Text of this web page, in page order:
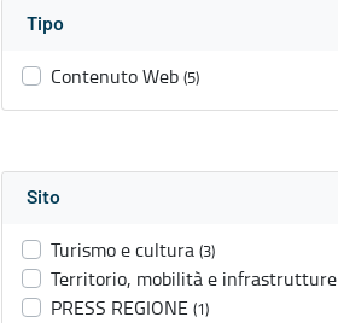
Tipo
Contenuto Web (5)
Sito
Turismo e cultura (3)
Territorio, mobilità e infrastrutture
PRESS REGIONE (1)